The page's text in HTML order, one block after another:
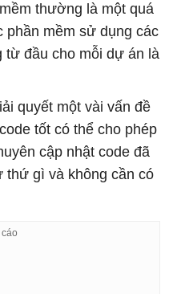
thường là một quá
phần mềm sử dụng các
từ đầu cho mỗi dự án là
quyết một vài vấn đề
tốt có thể cho phép
cập nhật code đã
thứ gì và không cần có